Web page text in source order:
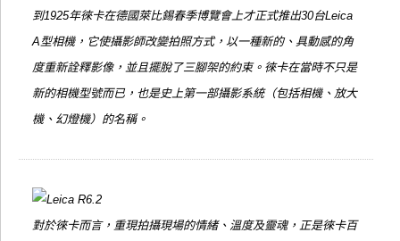
到1925年徠卡在德國萊比錫春季博覽會上才正式推出30台Leica
A型相機，它使攝影師改變拍照方式，以一種新的、具動感的角
度重新詮釋影像，並且擺脫了三腳架的約束。徠卡在當時不只是
新的相機型號而已，也是史上第一部攝影系統（包括相機、放大
機、幻燈機）的名稱。
對於徠卡而言，重現拍攝現場的情緒、溫度及靈魂，正是徠卡百